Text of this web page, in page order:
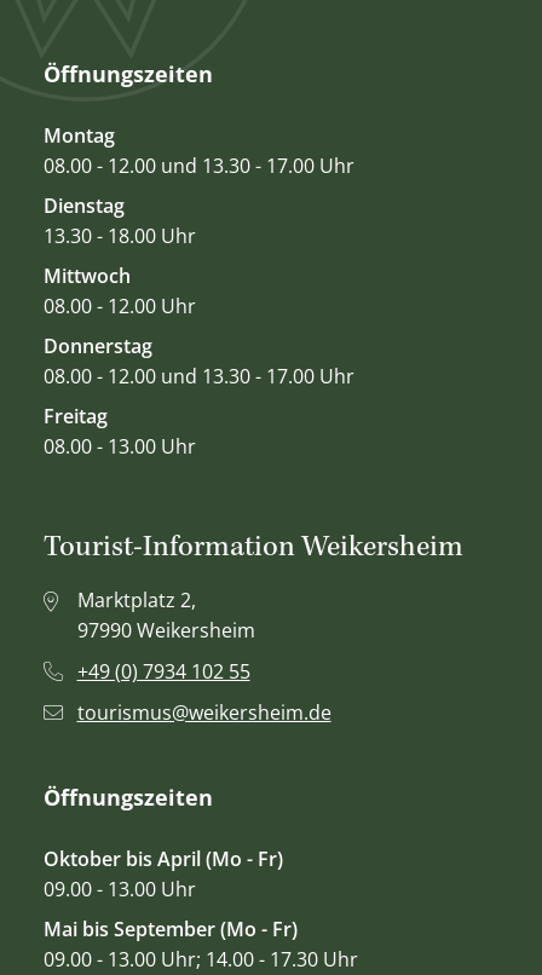
Öffnungszeiten
Montag
08.00 - 12.00 und 13.30 - 17.00 Uhr
Dienstag
13.30 - 18.00 Uhr
Mittwoch
08.00 - 12.00 Uhr
Donnerstag
08.00 - 12.00 und 13.30 - 17.00 Uhr
Freitag
08.00 - 13.00 Uhr
Tourist-Information Weikersheim
Marktplatz 2,
97990 Weikersheim
+49 (0) 7934 102 55
tourismus@weikersheim.de
Öffnungszeiten
Oktober bis April (Mo - Fr)
09.00 - 13.00 Uhr
Mai bis September (Mo - Fr)
09.00 - 13.00 Uhr; 14.00 - 17.30 Uhr